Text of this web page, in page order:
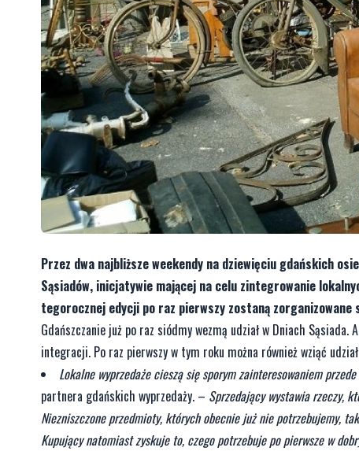
Przez dwa najbliższe weekendy na dziewięciu gdańskich
Sąsiadów, inicjatywie mającej na celu zintegrowanie
tegorocznej edycji po raz pierwszy zostaną
Gdańszczanie już po raz siódmy wezmą udział w Dniach
integracji. Po raz pierwszy w tym roku można również wziąć
Lokalne wyprzedaże cieszą się sporym zainteresowaniem
partnera gdańskich wyprzedaży. – Sprzedający wystawia rzeczy,
Niezniszczone przedmioty, których obecnie już nie potrzebujemy,
Kupujący natomiast zyskuje to, czego potrzebuje po pierwsze w